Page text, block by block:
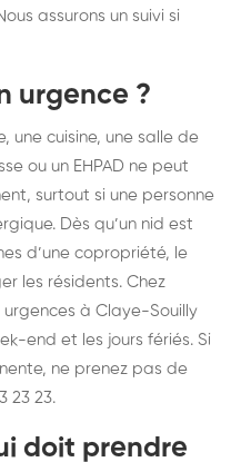
assurons un suivi si
urgence ?
une cuisine, une salle de
ou un EHPAD ne peut
surtout si une personne
Dès qu’un nid est
d’une copropriété, le
les résidents. Chez
urgences à Claye-Souilly
end et les jours fériés. Si
ne prenez pas de
23 23.
doit prendre